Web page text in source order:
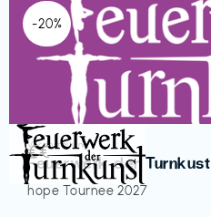
-20%
Veranstaltung
Feuerwerk der Turnkust
hope Tournee 2027
€€‎